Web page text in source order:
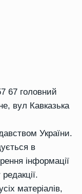
67 головний
вул Кавказька
України.
в
інформації
матеріалів,